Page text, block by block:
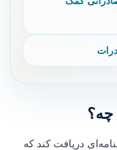
دریافت کند که